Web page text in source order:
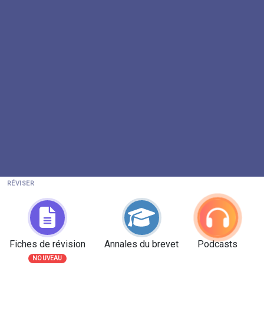
RÉVISER
Fiches de révision
NOUVEAU
Annales du brevet Podcasts